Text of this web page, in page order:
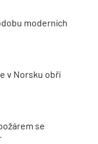
moderních
v Norsku obří
se